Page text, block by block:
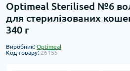
Optimeal Sterilised №6
для стерилізованих
340 г
Виробник: Optimeal
Код товару: 26155